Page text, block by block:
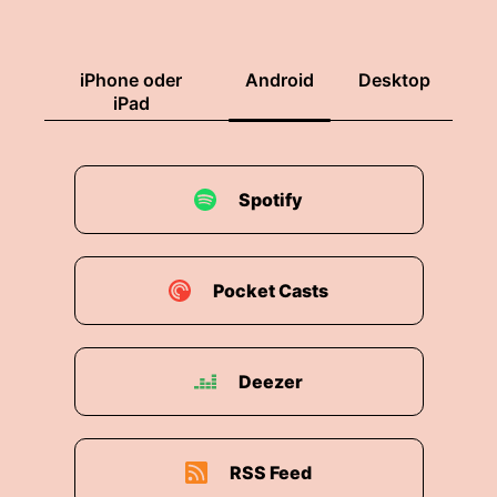
iPhone oder
iPad
Android Desktop
Spotify
Pocket Casts
Deezer
RSS Feed